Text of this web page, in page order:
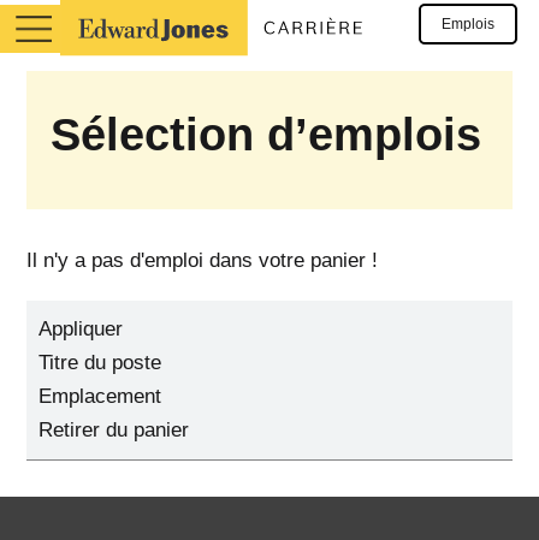
Emplois
Sélection d’emplois
Il n'y a pas d'emploi dans votre panier !
Appliquer
Titre du poste
Emplacement
Retirer du panier